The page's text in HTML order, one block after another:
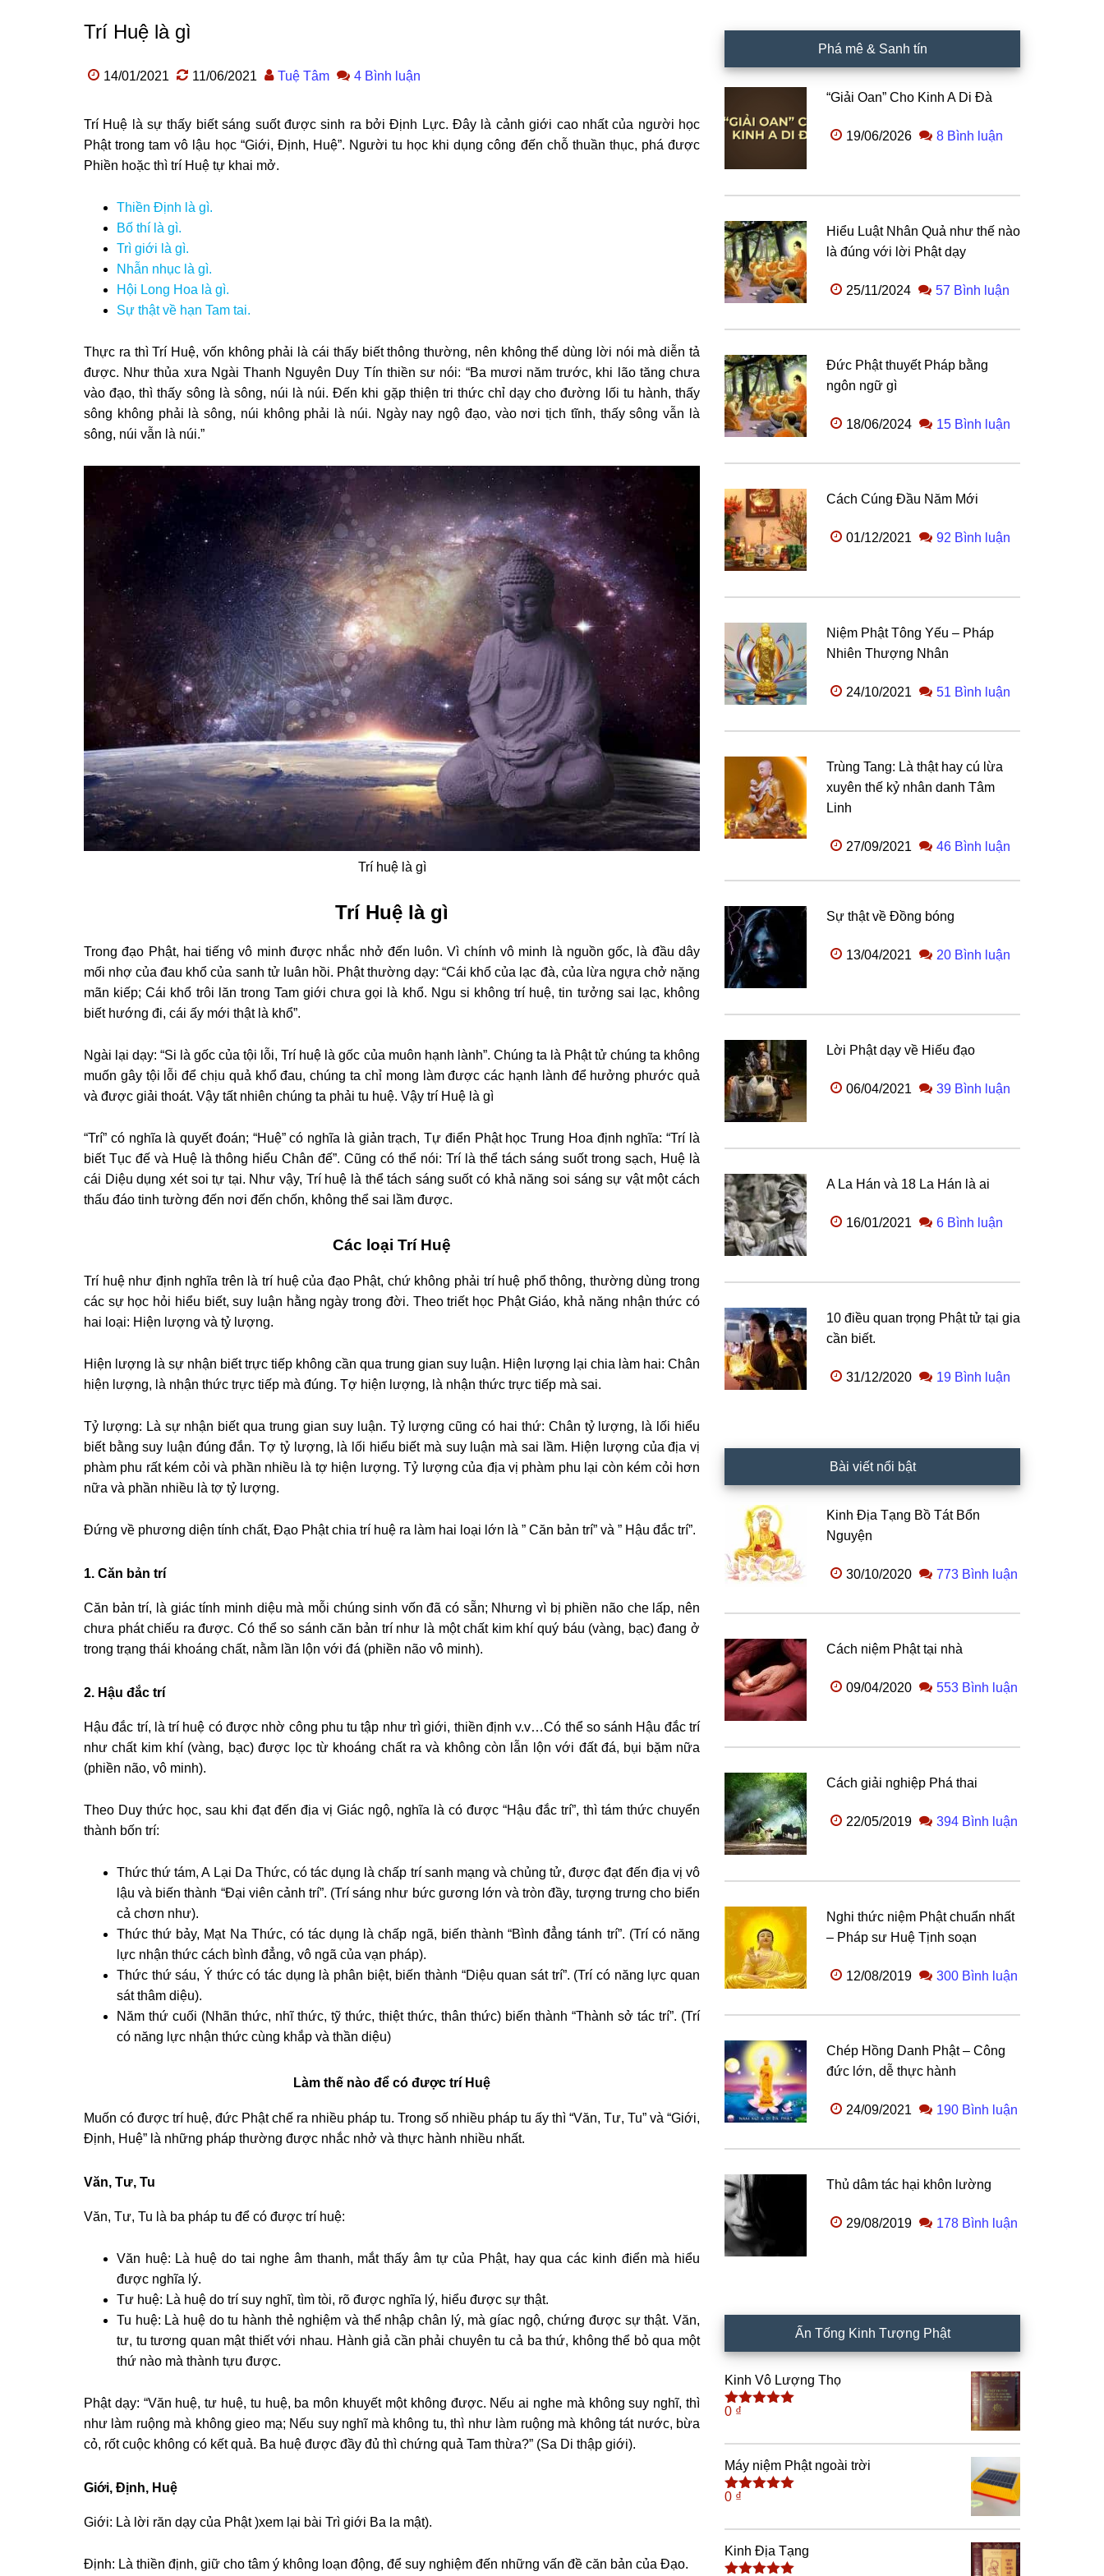
Trí Huệ là gì
14/01/2021 11/06/2021 Tuệ Tâm 4 Bình luận
Trí Huệ là sự thấy biết sáng suốt được sinh ra bởi Định Lực. Đây là cảnh giới cao nhất của người học
Phật trong tam vô lậu học “Giới, Định, Huệ”. Người tu học khi dụng công đến chỗ thuần thục, phá được
Phiền hoặc thì trí Huệ tự khai mở.
Thiền Định là gì.
Bố thí là gì.
Trì giới là gì.
Nhẫn nhục là gì.
Hội Long Hoa là gì.
Sự thật về hạn Tam tai.
Thực ra thì Trí Huệ, vốn không phải là cái thấy biết thông thường, nên không thể dùng lời nói mà diễn tả
được. Như thủa xưa Ngài Thanh Nguyên Duy Tín thiền sư nói: “Ba mươi năm trước, khi lão tăng chưa
vào đạo, thì thấy sông là sông, núi là núi. Đến khi gặp thiện tri thức chỉ dạy cho đường lối tu hành, thấy
sông không phải là sông, núi không phải là núi. Ngày nay ngộ đạo, vào nơi tịch tĩnh, thấy sông vẫn là
sông, núi vẫn là núi.”
Trí huệ là gì
Trí Huệ là gì
Trong đạo Phật, hai tiếng vô minh được nhắc nhở đến luôn. Vì chính vô minh là nguồn gốc, là đầu dây
mối nhợ của đau khổ của sanh tử luân hồi. Phật thường dạy: “Cái khổ của lạc đà, của lừa ngựa chở nặng
mãn kiếp; Cái khổ trôi lăn trong Tam giới chưa gọi là khổ. Ngu si không trí huệ, tin tưởng sai lạc, không
biết hướng đi, cái ấy mới thật là khổ”.
Ngài lại dạy: “Si là gốc của tội lỗi, Trí huệ là gốc của muôn hạnh lành”. Chúng ta là Phật tử chúng ta không
muốn gây tội lỗi để chịu quả khổ đau, chúng ta chỉ mong làm được các hạnh lành để hưởng phước quả
và được giải thoát. Vậy tất nhiên chúng ta phải tu huệ. Vậy trí Huệ là gì
“Trí” có nghĩa là quyết đoán; “Huệ” có nghĩa là giản trạch, Tự điển Phật học Trung Hoa định nghĩa: “Trí là
biết Tục đế và Huệ là thông hiểu Chân đế”. Cũng có thể nói: Trí là thể tách sáng suốt trong sạch, Huệ là
cái Diệu dụng xét soi tự tại. Như vậy, Trí huệ là thể tách sáng suốt có khả năng soi sáng sự vật một cách
thấu đáo tinh tường đến nơi đến chốn, không thể sai lầm được.
Các loại Trí Huệ
Trí huệ như định nghĩa trên là trí huệ của đạo Phật, chứ không phải trí huệ phổ thông, thường dùng trong
các sự học hỏi hiểu biết, suy luận hằng ngày trong đời. Theo triết học Phật Giáo, khả năng nhận thức có
hai loại: Hiện lượng và tỷ lượng.
Hiện lượng l à sự nhận biết trực tiếp không cần qua trung gian suy luận. Hiện lượng lại chia làm hai: Chân
hiện lượng, là nhận thức trực tiếp mà đúng. Tợ hiện lượng, là nhận thức trực tiếp mà sai.
Tỷ lượng: Là sự nhận biết qua trung gian suy luận. Tỷ lượng cũng có hai thứ: Chân tỷ lượng, là lối hiểu
biết bằng suy luận đúng đắn. Tợ tỷ lượng, là lối hiểu biết mà suy luận mà sai lầm. Hiện lượng của địa vị
phàm phu rất kém cỏi và phần nhiều là tợ hiện lượng. Tỷ lượng của địa vị phàm phu lại còn kém cỏi hơn
nữa và phần nhiều là tợ tỷ lượng.
Ðứng về phương diện tính chất, Ðạo Phật chia trí huệ ra làm hai loại lớn là ” Căn bản trí” và ” Hậu đắc trí”.
1. Căn bản trí
Căn bản trí, là giác tính minh diệu mà mỗi chúng sinh vốn đã có sẵn; Nhưng vì bị phiền não che lấp, nên
chưa phát chiếu ra được. Có thể so sánh căn bản trí như là một chất kim khí quý báu (vàng, bạc) đang ở
trong trạng thái khoáng chất, nằm lần lộn với đá (phiền não vô minh).
2. Hậu đắc trí
Hậu đắc trí, là trí huệ có được nhờ công phu tu tập như trì giới, thiền định v.v…Có thể so sánh Hậu đắc trí
như chất kim khí (vàng, bạc) được lọc từ khoáng chất ra và không còn lẫn lộn với đất đá, bụi bặm nữa
(phiền não, vô minh).
Theo Duy thức học, sau khi đạt đến địa vị Giác ngộ, nghĩa là có được “Hậu đắc trí”, thì tám thức chuyển
thành bốn trí:
Thức thứ tám, A Lại Da Thức, có tác dụng là chấp trí sanh mạng và chủng tử, được đạt đến địa vị vô
lậu và biến thành “Ðại viên cảnh trí”. (Trí sáng như bức gương lớn và tròn đầy, tượng trưng cho biển
cả chơn như).
Thức thứ bảy, Mạt Na Thức, có tác dụng là chấp ngã, biến thành “Bình đẳng tánh trí”. (Trí có năng
lực nhận thức cách bình đẳng, vô ngã của vạn pháp).
Thức thứ sáu, Ý thức có tác dụng là phân biệt, biến thành “Diệu quan sát trí”. (Trí có năng lực quan
sát thâm diệu).
Năm thứ cuối (Nhãn thức, nhĩ thức, tỹ thức, thiệt thức, thân thức) biến thành “Thành sở tác trí”. (Trí
có năng lực nhận thức cùng khắp và thần diệu)
Làm thế nào để có được trí Huệ
Muốn có được trí huệ, đức Phật chế ra nhiều pháp tu. Trong số nhiều pháp tu ấy thì “Văn, Tư, Tu” và “Giới,
Ðịnh, Huệ” là những pháp thường được nhắc nhở và thực hành nhiều nhất.
Văn, Tư, Tu
Văn, Tư, Tu là ba pháp tu để có được trí huệ:
Văn huệ: Là huệ do tai nghe âm thanh, mắt thấy âm tự của Phật, hay qua các kinh điển mà hiểu
được nghĩa lý.
Tư huệ: Là huệ do trí suy nghĩ, tìm tòi, rõ được nghĩa lý, hiểu được sự thật.
Tu huệ: Là huệ do tu hành thẻ nghiệm và thể nhập chân lý, mà gíac ngộ, chứng được sự thật. Văn,
tư, tu tương quan mật thiết với nhau. Hành giả cần phải chuyên tu cả ba thứ, không thể bỏ qua một
thứ nào mà thành tựu được.
Phật dạy: “Văn huệ, tư huệ, tu huệ, ba môn khuyết một không được. Nếu ai nghe mà không suy nghĩ, thì
như làm ruộng mà không gieo mạ; Nếu suy nghĩ mà không tu, thì như làm ruộng mà không tát nước, bừa
cỏ, rốt cuộc không có kết quả. Ba huệ được đầy đủ thì chứng quả Tam thừa?” (Sa Di thập giới).
Giới, Ðịnh, Huệ
Giới: Là lời răn dạy của Phật )xem lại bài Trì giới Ba la mật).
Ðịnh: Là thiền định, giữ cho tâm ý không loạn động, để suy nghiệm đến những vấn đề căn bản của Ðạo.
Phá mê & Sanh tín
“Giải Oan” Cho Kinh A Di Đà
19/06/2026 8 Bình luận
Hiểu Luật Nhân Quả như thế nào
là đúng với lời Phật dạy
25/11/2024 57 Bình luận
Đức Phật thuyết Pháp bằng
ngôn ngữ gì
18/06/2024 15 Bình luận
Cách Cúng Đầu Năm Mới
01/12/2021 92 Bình luận
Niệm Phật Tông Yếu – Pháp
Nhiên Thượng Nhân
24/10/2021 51 Bình luận
Trùng Tang: Là thật hay cú lừa
xuyên thế kỷ nhân danh Tâm
Linh
27/09/2021 46 Bình luận
Sự thật về Đồng bóng
13/04/2021 20 Bình luận
Lời Phật dạy về Hiếu đạo
06/04/2021 39 Bình luận
A La Hán và 18 La Hán là ai
16/01/2021 6 Bình luận
10 điều quan trọng Phật tử tại gia
cần biết.
31/12/2020 19 Bình luận
Bài viết nổi bật
Kinh Địa Tạng Bồ Tát Bổn
Nguyện
30/10/2020 773 Bình luận
Cách niệm Phật tại nhà
09/04/2020 553 Bình luận
Cách giải nghiệp Phá thai
22/05/2019 394 Bình luận
Nghi thức niệm Phật chuẩn nhất
– Pháp sư Huệ Tịnh soạn
12/08/2019 300 Bình luận
Chép Hồng Danh Phật – Công
đức lớn, dễ thực hành
24/09/2021 190 Bình luận
Thủ dâm tác hại khôn lường
29/08/2019 178 Bình luận
Ấn Tống Kinh Tượng Phật
Kinh Vô Lượng Thọ
Được xếp
sao
0 ₫
Máy niệm Phật ngoài trời
Được xếp
sao
0 ₫
Kinh Địa Tạng